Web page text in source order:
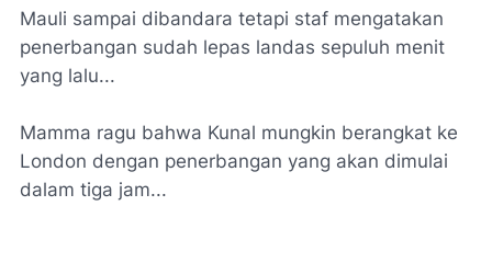
Mauli sampai dibandara tetapi staf mengatakan
penerbangan sudah lepas landas sepuluh menit
yang lalu...
Mamma ragu bahwa Kunal mungkin berangkat ke
London dengan penerbangan yang akan dimulai
dalam tiga jam...